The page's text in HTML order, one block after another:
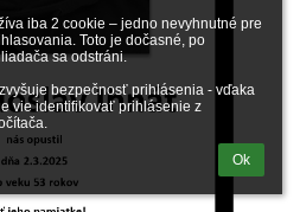
iba 2 cookie – jedno nevyhnutné pre
Toto je dočasné, po
sa odstráni.
bezpečnosť prihlásenia - vďaka
vie identifikovať prihlásenie z
Ok